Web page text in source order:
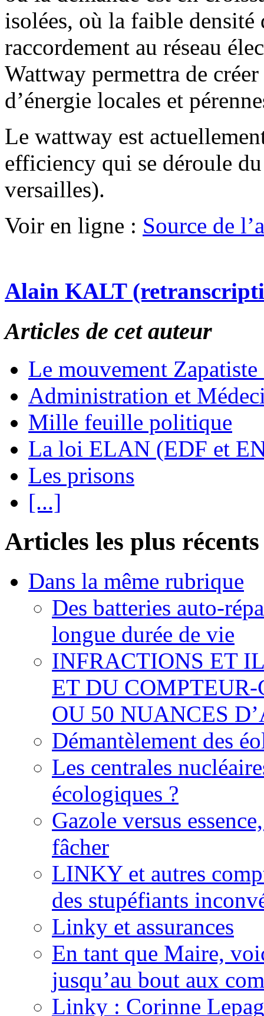
isolées, où la faible
raccordement au réseau
Wattway permettra de
d’énergie locales et
Le wattway est
efficiency qui se déroule
versailles).
Voir en ligne : Source de
Alain KALT
Articles de cet auteur
Le mouvement
Administration et
Mille feuille politique
La loi ELAN (EDF et
Les prisons
[...]
Articles les plus récents
Dans la même rubrique
Des batteries auto-
longue durée de vie
INFRACTIONS ET
ET DU
OU 50 NUANCES
Démantèlement des
Les centrales
écologiques ?
Gazole versus
fâcher
LINKY et autres
des stupéfiants
Linky et assurances
En tant que Maire,
jusqu’au bout aux
Linky : Corinne